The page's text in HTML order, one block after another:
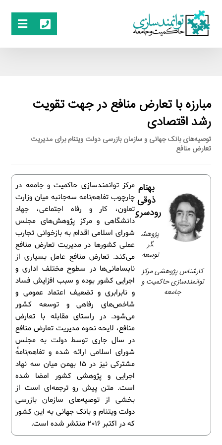
مبارزه با تعارض منافع در جهت تقویت
رشد اقتصادی
توصیه‌های بانک جهانی و سازمان بازرسی دولت ویتنام برای مدیریت
تعارض منافع
مرکز توانمندسازی حاکمیت و جامعه در
چارچوب تفاهم‌نامه سه‌جانبه میان وزارت
تعاون، کار و رفاه اجتماعی، جهاد
دانشگاهی و مرکز پژوهش‌های مجلس
شورای اسلامی اقدام به بازخوانی تجارب
عملی کشورها در مدیریت تعارض منافع
می‌کند. تعارض منافع عامل بسیاری از
نابسامانی‌ها در سطوح مختلف اداری و
اجرایی کشور بوده و سبب افزایش فساد
و نابرابری و تضعیف اعتماد عمومی و
شاخص‌های رفاهی و توسعه کشور
می‌شود. در راستای مقابله با تعارض
منافع، لایحه نحوه مدیریت تعارض منافع
در سال جاری توسط دولت به مجلس
شورای اسلامی ارائه شده و تفاهم‌نامهٔ
مشترکی نیز در 15 بهمن میان سه نهاد
اجرایی و پژوهشی کشور امضا شده
است. متن پیش رو ترجمه‌ای است از
بخشی از توصیه‌های سازمان بازرسی
دولت ویتنام و بانک جهانی به این کشور
که در اکتبر 2016 منتشر شده است.
بهنام
ذوقی
رودسری
پژوهش
گر
توسعه
کارشناس پژوهشی مرکز
توانمندسازی حاکمیت و
جامعه